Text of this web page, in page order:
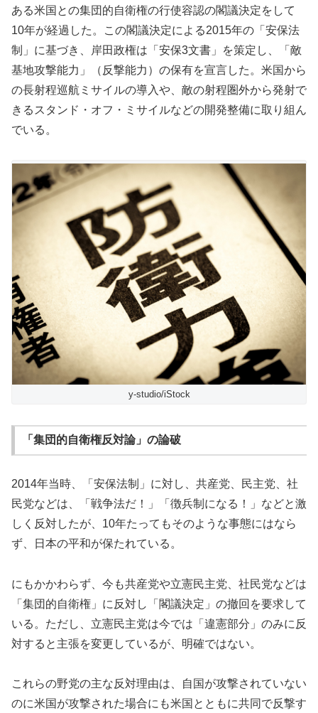
ある米国との集団的自衛権の行使容認の閣議決定をして
10年が経過した。この閣議決定による2015年の「安保法
制」に基づき、岸田政権は「安保3文書」を策定し、「敵
基地攻撃能力」（反撃能力）の保有を宣言した。米国から
の長射程巡航ミサイルの導入や、敵の射程圏外から発射で
きるスタンド・オフ・ミサイルなどの開発整備に取り組ん
でいる。
y-studio/iStock
「集団的自衛権反対論」の論破
2014年当時、「安保法制」に対し、共産党、民主党、社
民党などは、「戦争法だ！」「徴兵制になる！」などと激
しく反対したが、10年たってもそのような事態にはなら
ず、日本の平和が保たれている。
にもかかわらず、今も共産党や立憲民主党、社民党などは
「集団的自衛権」に反対し「閣議決定」の撤回を要求して
いる。ただし、立憲民主党は今では「違憲部分」のみに反
対すると主張を変更しているが、明確ではない。
これらの野党の主な反対理由は、自国が攻撃されていない
のに米国が攻撃された場合にも米国とともに共同で反撃す